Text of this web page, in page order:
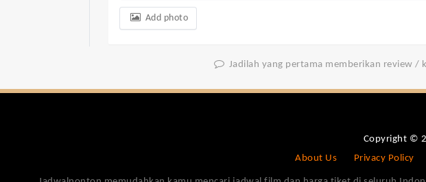
Add photo
Jadilah yang pertama memberikan review /
Copyright ©
About Us
Privacy Policy